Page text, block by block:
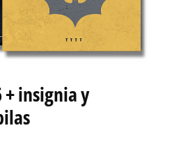
+ insignia y